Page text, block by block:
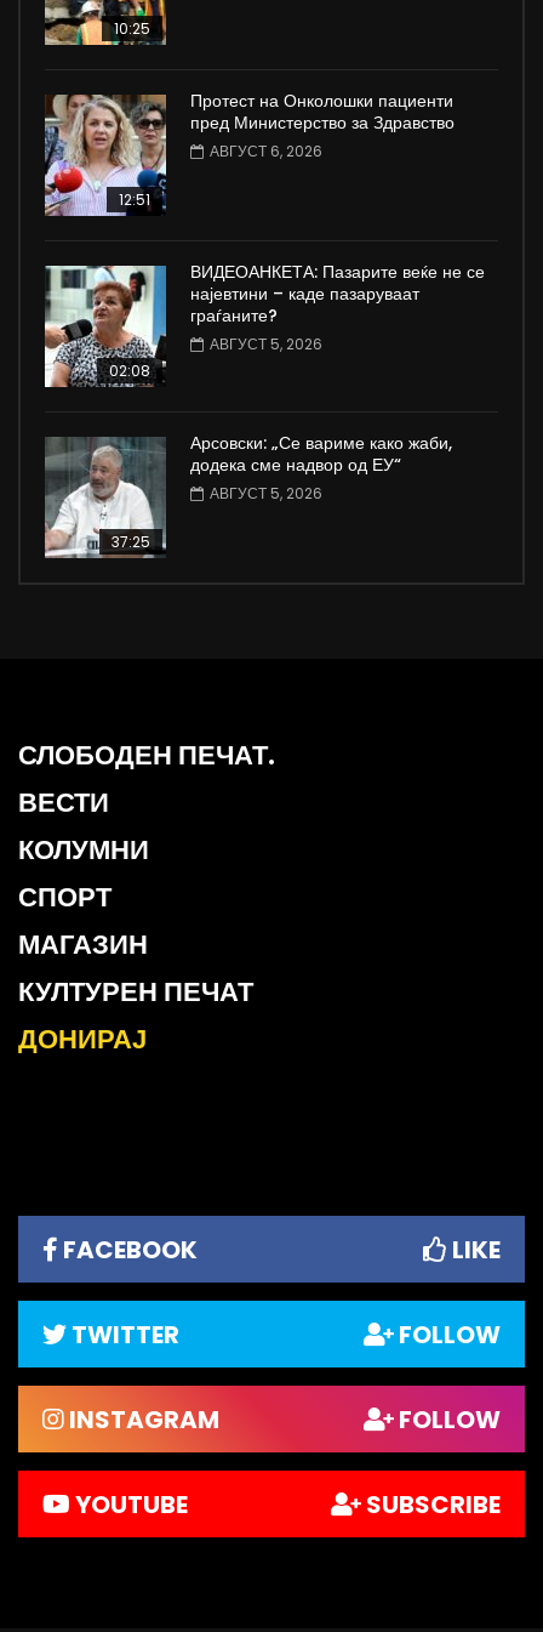
10:25
12:51
Протест на Онколошки пациенти
пред Министерство за Здравство
АВГУСТ 6, 2026
02:08
ВИДЕОАНКЕТА: Пазарите веќе не се
најевтини – каде пазаруваат
граѓаните?
АВГУСТ 5, 2026
37:25
Арсовски: „Се вариме како жаби,
додека сме надвор од ЕУ“
АВГУСТ 5, 2026
СЛОБОДЕН ПЕЧАТ.
ВЕСТИ
КОЛУМНИ
СПОРТ
МАГАЗИН
КУЛТУРЕН ПЕЧАТ
ДОНИРАЈ
FACEBOOK LIKE
TWITTER FOLLOW
INSTAGRAM FOLLOW
YOUTUBE SUBSCRIBE